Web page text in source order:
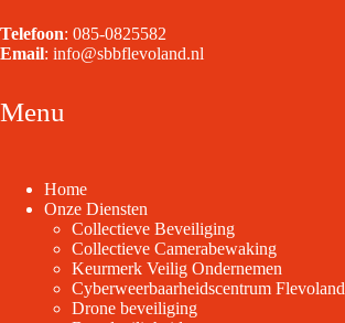
Telefoon: 085-0825582
Email: info@sbbflevoland.nl
Menu
Home
Onze Diensten
Collectieve Beveiliging
Collectieve Camerabewaking
Keurmerk Veilig Ondernemen
Cyberweerbaarheidscentrum Flevoland
Drone beveiliging